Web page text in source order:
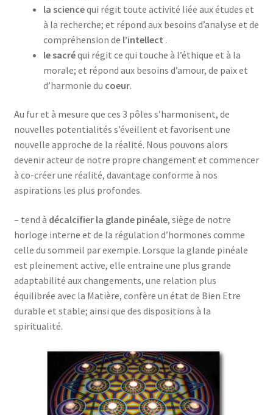
la sciencequi régit toute activité liée aux études et
à la recherche; et répond aux besoins d’analyse et de
compréhension de l’intellect .
le sacréqui régit ce qui touche à l’éthique et à la
morale; et répond aux besoins d’amour, de paix et
d’harmonie du coeur.
Au fur et à mesure que ces 3 pôles s’harmonisent, de
nouvelles potentialités s’éveillent et favorisent une
nouvelle approche de la réalité. Nous pouvons alors
devenir acteur de notre propre changement et commencer
à co-créer une réalité, davantage conforme à nos
aspirations les plus profondes.
– tend à décalcifier la glande pinéale, siège de notre
horloge interne et de la régulation d’hormones comme
celle du sommeil par exemple. Lorsque la glande pinéale
est pleinement active, elle entraine une plus grande
adaptabilité aux changements, une relation plus
équilibrée avec la Matière, confère un état de Bien Etre
durable et stable; ainsi que des dispositions à la
spiritualité.